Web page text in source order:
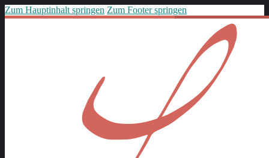
Zum Hauptinhalt springen Zum Footer springen